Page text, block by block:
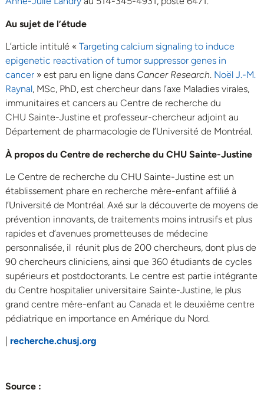
Au sujet de l’étude
L’article intitulé « Targeting calcium signaling to induce
epigenetic reactivation of tumor suppressor genes in
cancer » est paru en ligne dans Cancer Research. Noël J.-M.
Raynal, MSc, PhD, est chercheur dans l’axe Maladies virales,
immunitaires et cancers au Centre de recherche du
CHU Sainte-Justine et professeur-chercheur adjoint au
Département de pharmacologie de l’Université de Montréal.
À propos du Centre de recherche du CHU Sainte-Justine
Le Centre de recherche du CHU Sainte-Justine est un
établissement phare en recherche mère-enfant affilié à
l’Université de Montréal. Axé sur la découverte de moyens de
prévention innovants, de traitements moins intrusifs et plus
rapides et d’avenues prometteuses de médecine
personnalisée, il réunit plus de 200 chercheurs, dont plus de
90 chercheurs cliniciens, ainsi que 360 étudiants de cycles
supérieurs et postdoctorants. Le centre est partie intégrante
du Centre hospitalier universitaire Sainte-Justine, le plus
grand centre mère-enfant au Canada et le deuxième centre
pédiatrique en importance en Amérique du Nord.
recherche.chusj.org
Source :